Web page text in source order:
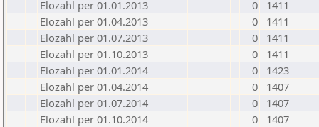
Elozahl per 01.01.2013
0
1411
Elozahl per 01.04.2013
0
1411
Elozahl per 01.07.2013
0
1411
Elozahl per 01.10.2013
0
1411
Elozahl per 01.01.2014
0
1423
Elozahl per 01.04.2014
0
1407
Elozahl per 01.07.2014
0
1407
Elozahl per 01.10.2014
0
1407